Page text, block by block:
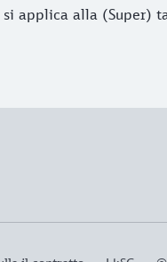
si applica alla (Super)